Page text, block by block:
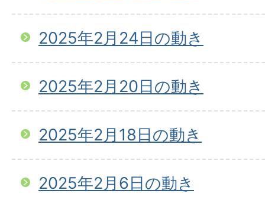
2025年2月24日の動き
2025年2月20日の動き
2025年2月18日の動き
2025年2月6日の動き